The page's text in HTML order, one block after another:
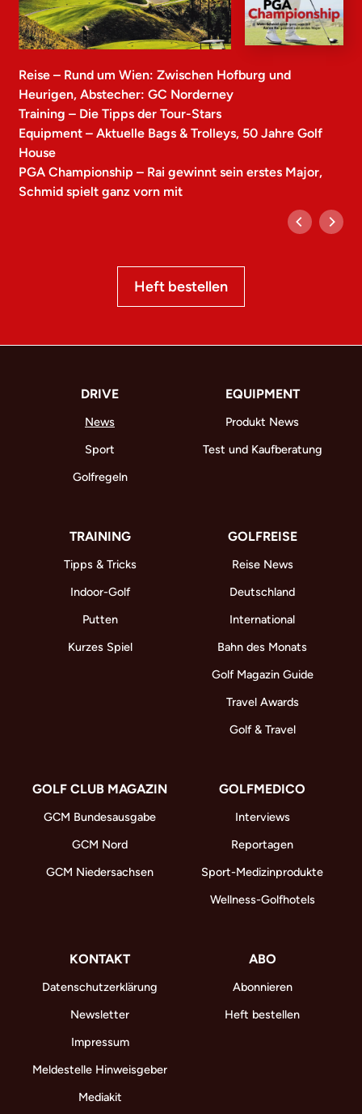
Reise – Rund um Wien: Zwischen Hofburg und
Heurigen, Abstecher: GC Norderney
Training – Die Tipps der Tour-Stars
Equipment – Aktuelle Bags & Trolleys, 50 Jahre Golf
House
PGA Championship – Rai gewinnt sein erstes Major,
Schmid spielt ganz vorn mit
Heft bestellen
DRIVE
News
Sport
Golfregeln
EQUIPMENT
Produkt News
Test und Kaufberatung
TRAINING
Tipps & Tricks
Indoor-Golf
Putten
Kurzes Spiel
GOLFREISE
Reise News
Deutschland
International
Bahn des Monats
Golf Magazin Guide
Travel Awards
Golf & Travel
GOLF CLUB MAGAZIN
GCM Bundesausgabe
GCM Nord
GCM Niedersachsen
GOLFMEDICO
Interviews
Reportagen
Sport-Medizinprodukte
Wellness-Golfhotels
KONTAKT
Datenschutzerklärung
Newsletter
Impressum
Meldestelle Hinweisgeber
Mediakit
ABO
Abonnieren
Heft bestellen